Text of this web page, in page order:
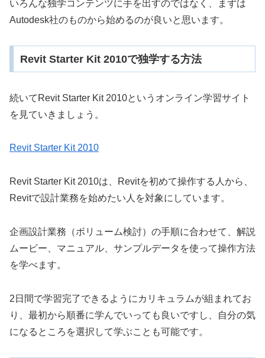
いろんな独学コンテンツに手を出すのではなく、まずは
Autodesk社のものから始めるのが良いと思います。
Revit Starter Kit 2010で独学する方法
続いてRevit Starter Kit 2010というオンライン学習サイト
を見ていきましょう。
Revit Starter Kit 2010
Revit Starter Kit 2010は、Revitを初めて操作する人から、
Revitで設計業務を始めたい人を対象にしています。
企画設計業務（ボリューム検討）の手順に合わせて、解説
ムービー、マニュアル、サンプルデータを使って操作方法
を学べます。
2日間で学習完了できるようにカリキュラムが組まれてお
り、最初から順番に学んでいっても良いですし、自分の気
になるところを選択して学ぶことも可能です。